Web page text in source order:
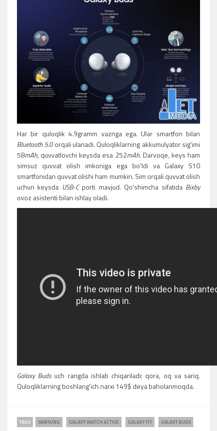
Har bir quloqlik 4.9gramm vaznga ega. Ular smartfon bilan
Bluetooth 5.0orqali ulanadi. Quloqliklarning akkumulyator sig'imi
58mAh, quvvatlovchi keysda esa 252mAh. Darvoqe, keys ham
simsuz quvvat olish imkoniga ega bo'ldi va Galaxy S10
smartfonidan quvvat olishi ham mumkin. Sim orqali quvvat olish
uchun keysda USB-Cporti mavjud. Qo'shimcha sifatida Bixby
ovoz asistenti bilan ishlay oladi.
Galaxy Budsuch rangda ishlab chiqariladi: qora, oq va sariq.
Quloqliklarning boshlang'ich narxi 149$ deya baholanmoqda.
TAGS SAMSUNG GALAXY WATCH ACTIVE GALAXY FIT GALAXY BUDS